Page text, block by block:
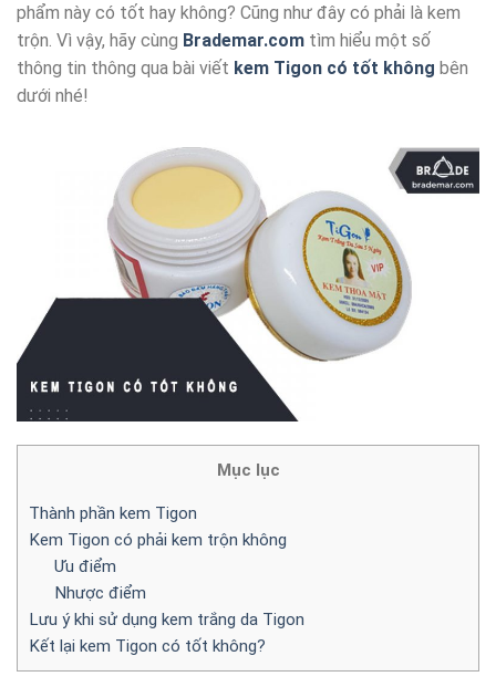
phẩm này có tốt hay không? Cũng như đây có phải là kem
trộn. Vì vậy, hãy cùng Brademar.com tìm hiểu một số
thông tin thông qua bài viết kem Tigon có tốt không bên
dưới nhé!
Mục lục
Thành phần kem Tigon
Kem Tigon có phải kem trộn không
Ưu điểm
Nhược điểm
Lưu ý khi sử dụng kem trắng da Tigon
Kết lại kem Tigon có tốt không?